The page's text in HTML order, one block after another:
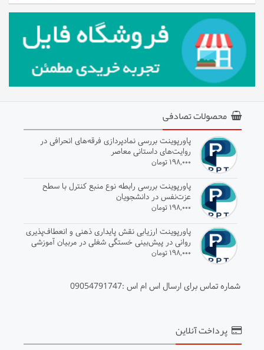
محصولات تصادفی
پاورپوینت بررسی نمادپردازی فرقه‌های انحرافی در
روایت‌های داستانی معاصر
۱۹۸,۰۰۰ تومان
پاورپوینت بررسی رابطه نوع منبع کنترل با سطح
عزت‌نفس در دانشجویان
۱۹۸,۰۰۰ تومان
پاورپوینت ارزیابی نقش پایداری ذهنی و انعطاف‌پذیری
روانی در پیش‌بینی خستگی شغلی در مربیان آموزشی
۱۹۸,۰۰۰ تومان
شماره تماس برای ارسال اس ام اس :09054791747
پرداخت آنلاین